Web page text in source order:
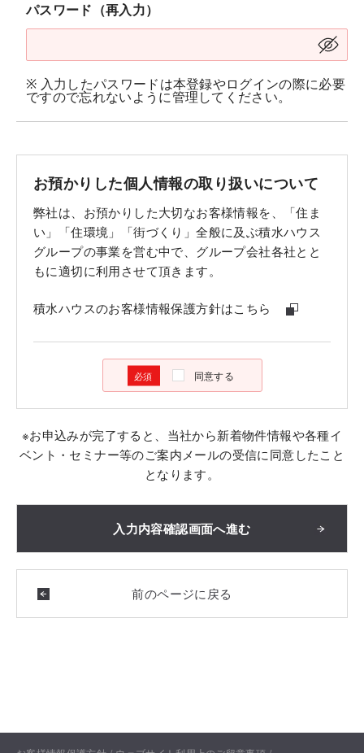
パスワード（再入力）
※ 入力したパスワードは本登録やログインの際に必要
ですので忘れないように管理してください。
お預かりした個人情報の取り扱いについて
弊社は、お預かりした大切なお客様情報を、「住ま
い」「住環境」「街づくり」全般に及ぶ積水ハウス
グループの事業を営む中で、グループ会社各社とと
もに適切に利用させて頂きます。
積水ハウスのお客様情報保護方針はこちら
同意する
※お申込みが完了すると、当社から新着物件情報や各種イ
ベント・セミナー等のご案内メールの受信に同意したこと
となります。